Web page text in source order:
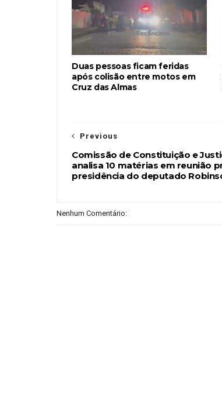
Duas pessoas ficam feridas
após colisão entre motos em
Cruz das Almas
Previous
Comissão de Constituição e
analisa 10 matérias em reunião
presidência do deputado
Nenhum Comentário: